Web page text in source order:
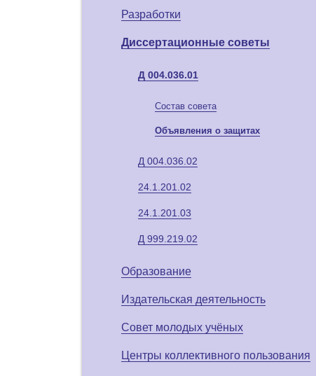
Разработки
Диссертационные советы
Д 004.036.01
Состав совета
Объявления о защитах
Д 004.036.02
24.1.201.02
24.1.201.03
Д 999.219.02
Образование
Издательская деятельность
Совет молодых учёных
Центры коллективного пользования